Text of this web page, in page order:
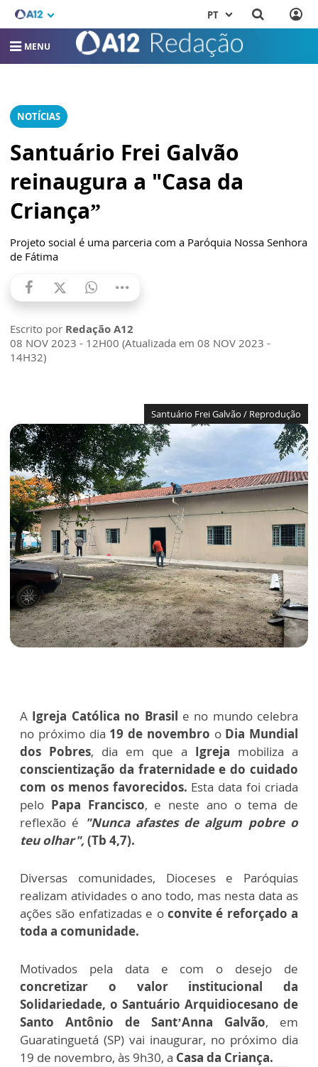
PT
MENU
NOTÍCIAS
Santuário Frei Galvão
reinaugura a "Casa da
Criança”
Projeto social é uma parceria com a Paróquia Nossa Senhora
de Fátima
Escrito por Redação A12
08 NOV 2023 - 12H00 (Atualizada em 08 NOV 2023 -
14H32)
Santuário Frei Galvão / Reprodução
A Igreja Católica no Brasil e no mundo celebra
no próximo dia 19 de novembro o Dia Mundial
dos Pobres, dia em que a Igreja mobiliza a
conscientização da fraternidade e do cuidado
com os menos favorecidos. Esta data foi criada
pelo Papa Francisco, e neste ano o tema de
reflexão é "Nunca afastes de algum pobre o
teu olhar", (Tb 4,7).
Diversas comunidades, Dioceses e Paróquias
realizam atividades o ano todo, mas nesta data as
ações são enfatizadas e o convite é reforçado a
toda a comunidade.
Motivados pela data e com o desejo de
concretizar o valor institucional da
Solidariedade, o Santuário Arquidiocesano de
Santo Antônio de Sant’Anna Galvão, em
Guaratinguetá (SP) vai inaugurar, no próximo dia
19 de novembro, às 9h30, a Casa da Criança.